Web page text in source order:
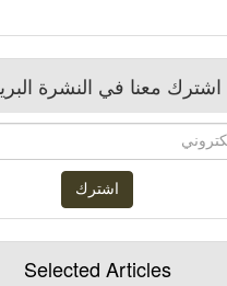
اشترك معنا في النشرة
Selected Articles